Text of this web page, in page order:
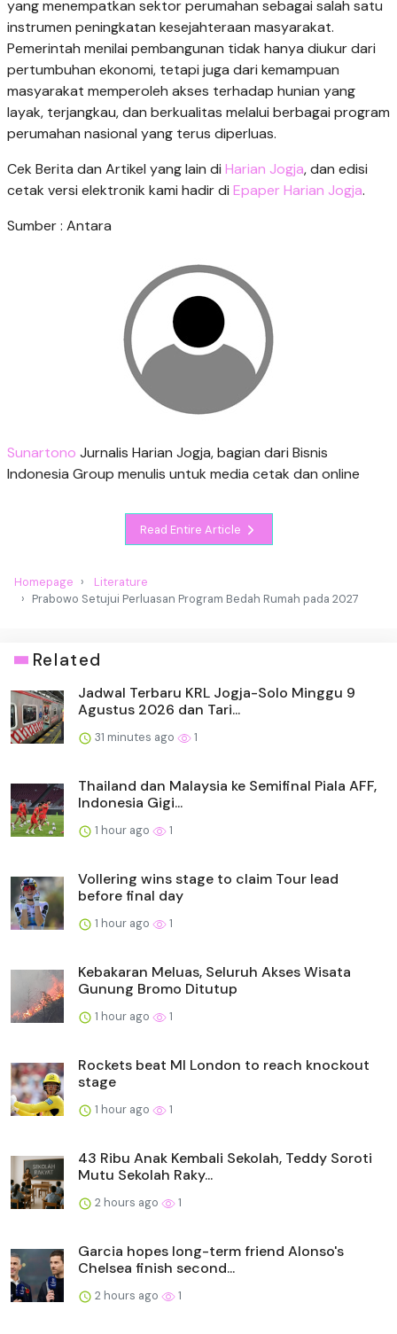
yang menempatkan sektor perumahan sebagai salah satu
instrumen peningkatan kesejahteraan masyarakat.
Pemerintah menilai pembangunan tidak hanya diukur dari
pertumbuhan ekonomi, tetapi juga dari kemampuan
masyarakat memperoleh akses terhadap hunian yang
layak, terjangkau, dan berkualitas melalui berbagai program
perumahan nasional yang terus diperluas.
Cek Berita dan Artikel yang lain di Harian Jogja, dan edisi
cetak versi elektronik kami hadir di Epaper Harian Jogja.
Sumber : Antara
Sunartono Jurnalis Harian Jogja, bagian dari Bisnis
Indonesia Group menulis untuk media cetak dan online
Read Entire Article
Homepage
Literature
Prabowo Setujui Perluasan Program Bedah Rumah pada 2027
Related
Jadwal Terbaru KRL Jogja-Solo Minggu 9
Agustus 2026 dan Tari...
31 minutes ago 1
Thailand dan Malaysia ke Semifinal Piala AFF,
Indonesia Gigi...
1 hour ago 1
Vollering wins stage to claim Tour lead
before final day
1 hour ago 1
Kebakaran Meluas, Seluruh Akses Wisata
Gunung Bromo Ditutup
1 hour ago 1
Rockets beat MI London to reach knockout
stage
1 hour ago 1
43 Ribu Anak Kembali Sekolah, Teddy Soroti
Mutu Sekolah Raky...
2 hours ago 1
Garcia hopes long-term friend Alonso's
Chelsea finish second...
2 hours ago 1